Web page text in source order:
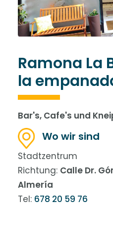
Ramona La
la
Bar's, Cafe's und
Wo wir sind
Stadtzentrum
Richtung: Calle Dr.
Almería
Tel: 678 20 59 76